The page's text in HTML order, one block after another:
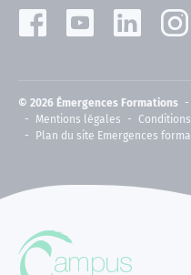
© 2026 Émergences Formations
Mentions légales
Plan du site Emergences